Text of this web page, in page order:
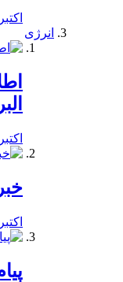
اکتبر 21, 2019
انرژی
اکتبر 22, 2019
اکتبر 19, 2019